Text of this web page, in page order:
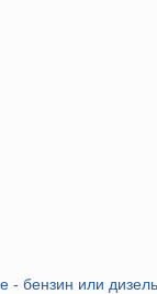
- бензин или